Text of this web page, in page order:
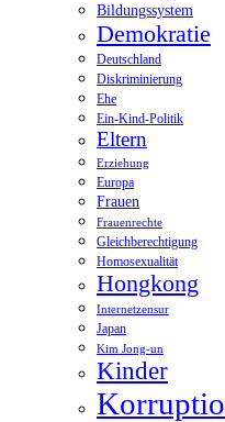
Bildungssystem
Demokratie
Deutschland
Diskriminierung
Ehe
Ein-Kind-Politik
Eltern
Erziehung
Europa
Frauen
Frauenrechte
Gleichberechtigung
Homosexualität
Hongkong
Internetzensur
Japan
Kim Jong-un
Kinder